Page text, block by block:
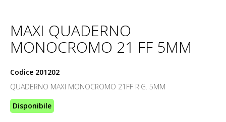
MAXI QUADERNO
MONOCROMO 21 FF 5MM
Codice 201202
QUADERNO MAXI MONOCROMO 21FF RIG. 5MM
Disponibile